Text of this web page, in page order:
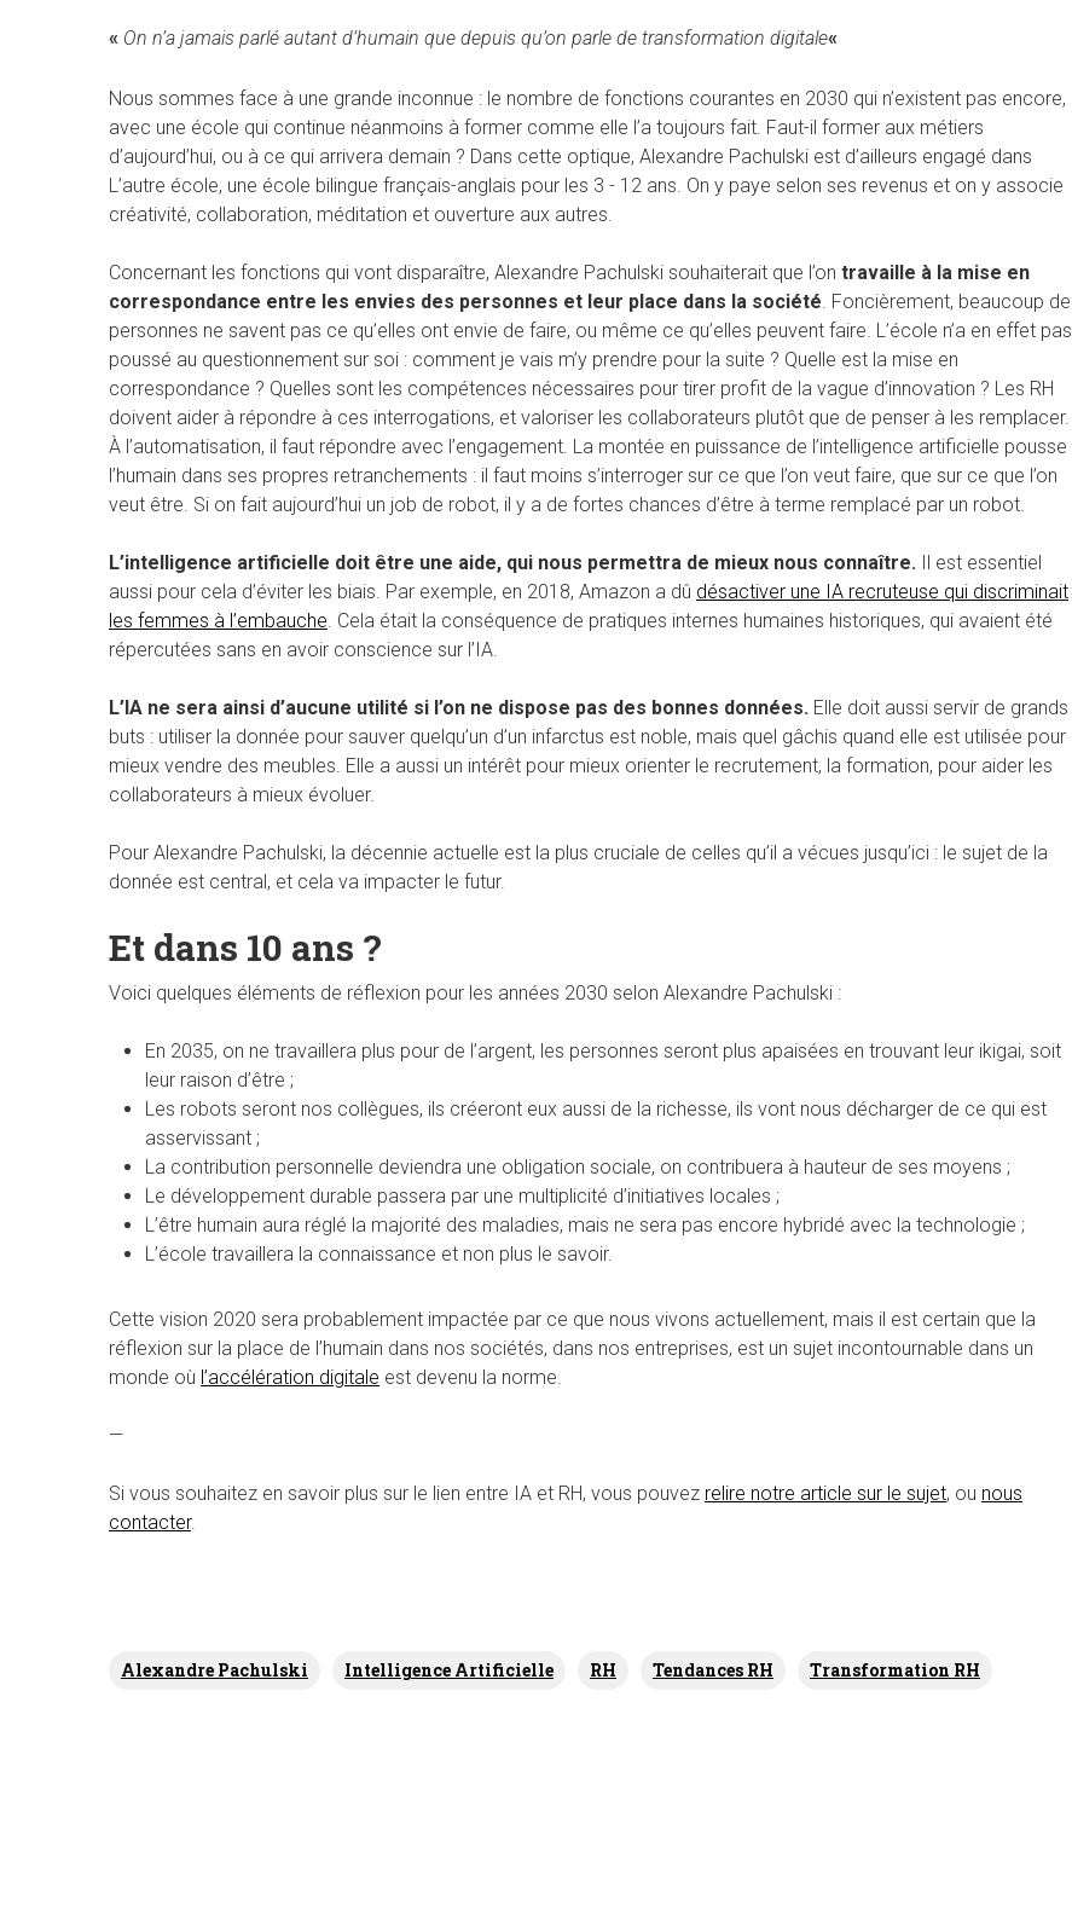
« On n’a jamais parlé autant d’humain que depuis qu’on parle de transformation digitale«
Nous sommes face à une grande inconnue : le nombre de fonctions courantes en 2030 qui n’existent pas encore,
avec une école qui continue néanmoins à former comme elle l’a toujours fait. Faut-il former aux métiers
d’aujourd’hui, ou à ce qui arrivera demain ? Dans cette optique, Alexandre Pachulski est d’ailleurs engagé dans
L’autre école, une école bilingue français-anglais pour les 3 - 12 ans. On y paye selon ses revenus et on y associe
créativité, collaboration, méditation et ouverture aux autres.
Concernant les fonctions qui vont disparaître, Alexandre Pachulski souhaiterait que l’on travaille à la mise en
correspondance entre les envies des personnes et leur place dans la société . Foncièrement, beaucoup de
personnes ne savent pas ce qu’elles ont envie de faire, ou même ce qu’elles peuvent faire. L’école n’a en effet pas
poussé au questionnement sur soi : comment je vais m’y prendre pour la suite ? Quelle est la mise en
correspondance ? Quelles sont les compétences nécessaires pour tirer profit de la vague d’innovation ? Les RH
doivent aider à répondre à ces interrogations, et valoriser les collaborateurs plutôt que de penser à les remplacer.
À l’automatisation, il faut répondre avec l’engagement. La montée en puissance de l’intelligence artificielle pousse
l’humain dans ses propres retranchements : il faut moins s’interroger sur ce que l’on veut faire, que sur ce que l’on
veut être. Si on fait aujourd’hui un job de robot, il y a de fortes chances d’être à terme remplacé par un robot.
L’intelligence artificielle doit être une aide, qui nous permettra de mieux nous connaître. Il est essentiel
aussi pour cela d’éviter les biais. Par exemple, en 2018, Amazon a dû désactiver une IA recruteuse qui discriminait
les femmes à l’embauche . Cela était la conséquence de pratiques internes humaines historiques, qui avaient été
répercutées sans en avoir conscience sur l’IA.
L’IA ne sera ainsi d’aucune utilité si l’on ne dispose pas des bonnes données. Elle doit aussi servir de grands
buts : utiliser la donnée pour sauver quelqu’un d’un infarctus est noble, mais quel gâchis quand elle est utilisée pour
mieux vendre des meubles. Elle a aussi un intérêt pour mieux orienter le recrutement, la formation, pour aider les
collaborateurs à mieux évoluer.
Pour Alexandre Pachulski, la décennie actuelle est la plus cruciale de celles qu’il a vécues jusqu’ici : le sujet de la
donnée est central, et cela va impacter le futur.
Et dans 10 ans ?
Voici quelques éléments de réflexion pour les années 2030 selon Alexandre Pachulski :
En 2035, on ne travaillera plus pour de l’argent, les personnes seront plus apaisées en trouvant leur ikigai, soit
leur raison d’être ;
Les robots seront nos collègues, ils créeront eux aussi de la richesse, ils vont nous décharger de ce qui est
asservissant ;
La contribution personnelle deviendra une obligation sociale, on contribuera à hauteur de ses moyens ;
Le développement durable passera par une multiplicité d’initiatives locales ;
L’être humain aura réglé la majorité des maladies, mais ne sera pas encore hybridé avec la technologie ;
L’école travaillera la connaissance et non plus le savoir.
Cette vision 2020 sera probablement impactée par ce que nous vivons actuellement, mais il est certain que la
réflexion sur la place de l’humain dans nos sociétés, dans nos entreprises, est un sujet incontournable dans un
monde où l’accélération digitale est devenu la norme.
—
Si vous souhaitez en savoir plus sur le lien entre IA et RH, vous pouvez relire notre article sur le sujet, ou nous
contacter.
Alexandre Pachulski Intelligence Artificielle RH Tendances RH Transformation RH